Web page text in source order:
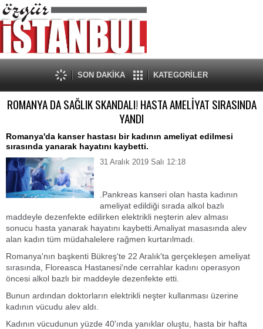
SON DAKİKA KATEGORİLER
ROMANYA DA SAĞLIK SKANDALI! HASTA AMELİYAT SIRASINDA
YANDI
Romanya'da kanser hastası bir kadının ameliyat edilmesi
sırasında yanarak hayatını kaybetti.
31 Aralık 2019 Salı 12:18
.Pankreas kanseri olan hasta kadının
ameliyat edildiği sırada alkol bazlı
maddeyle dezenfekte edilirken elektrikli neşterin alev alması
sonucu hasta yanarak hayatını kaybetti.Amaliyat masasında alev
alan kadın tüm müdahalelere rağmen kurtarılmadı.
Romanya'nın başkenti Bükreş'te 22 Aralık'ta gerçekleşen ameliyat
sırasında, Floreasca Hastanesi'nde cerrahlar kadını operasyon
öncesi alkol bazlı bir maddeyle dezenfekte etti.
Bunun ardından doktorların elektrikli neşter kullanması üzerine
kadının vücudu alev aldı.
Kadının vücudunun yüzde 40'ında yanıklar oluştu, hasta bir hafta